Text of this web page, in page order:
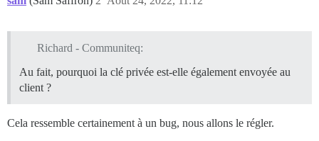
Richard - Communiteq:
Au fait, pourquoi la clé privée est-elle également envoyée au
client ?
Cela ressemble certainement à un bug, nous allons le régler.